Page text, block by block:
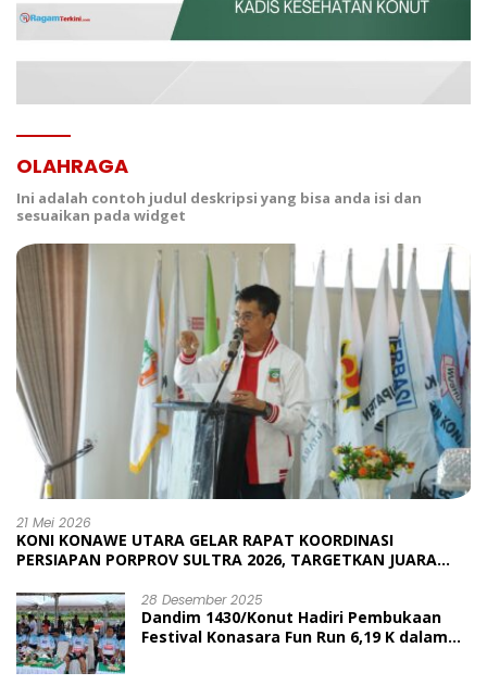
OLAHRAGA
Ini adalah contoh judul deskripsi yang bisa anda isi dan
sesuaikan pada widget
21 Mei 2026
KONI KONAWE UTARA GELAR RAPAT KOORDINASI
PERSIAPAN PORPROV SULTRA 2026, TARGETKAN JUARA
28 Desember 2025
Dandim 1430/Konut Hadiri Pembukaan
Festival Konasara Fun Run 6,19 K dalam